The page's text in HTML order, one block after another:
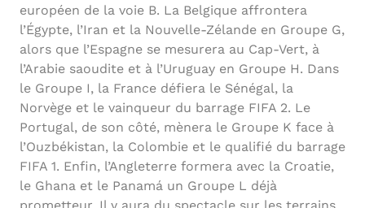
européen de la voie B. La Belgique affrontera
l’Égypte, l’Iran et la Nouvelle-Zélande en Groupe G,
alors que l’Espagne se mesurera au Cap-Vert, à
l’Arabie saoudite et à l’Uruguay en Groupe H. Dans
le Groupe I, la France défiera le Sénégal, la
Norvège et le vainqueur du barrage FIFA 2. Le
Portugal, de son côté, mènera le Groupe K face à
l’Ouzbékistan, la Colombie et le qualifié du barrage
FIFA 1. Enfin, l’Angleterre formera avec la Croatie,
le Ghana et le Panamá un Groupe L déjà